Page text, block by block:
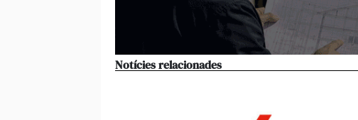
Notícies relacionades